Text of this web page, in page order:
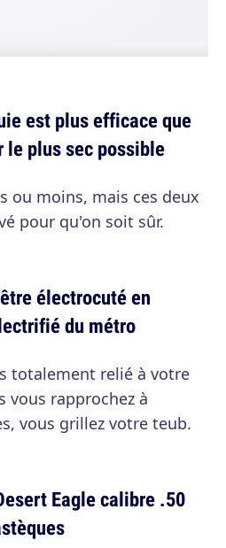
est plus efficace que
le plus sec possible
ou moins, mais ces deux
pour qu'on soit sûr.
électrocuté en
du métro
totalement relié à votre
vous rapprochez à
vous grillez votre teub.
Eagle calibre .50